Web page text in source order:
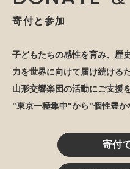
寄付と参加
子どもたちの感性を育み、歴
力を世界に向けて届け続けるた
山形交響楽団の活動にご支援
"東京一極集中"から"個性豊
寄付